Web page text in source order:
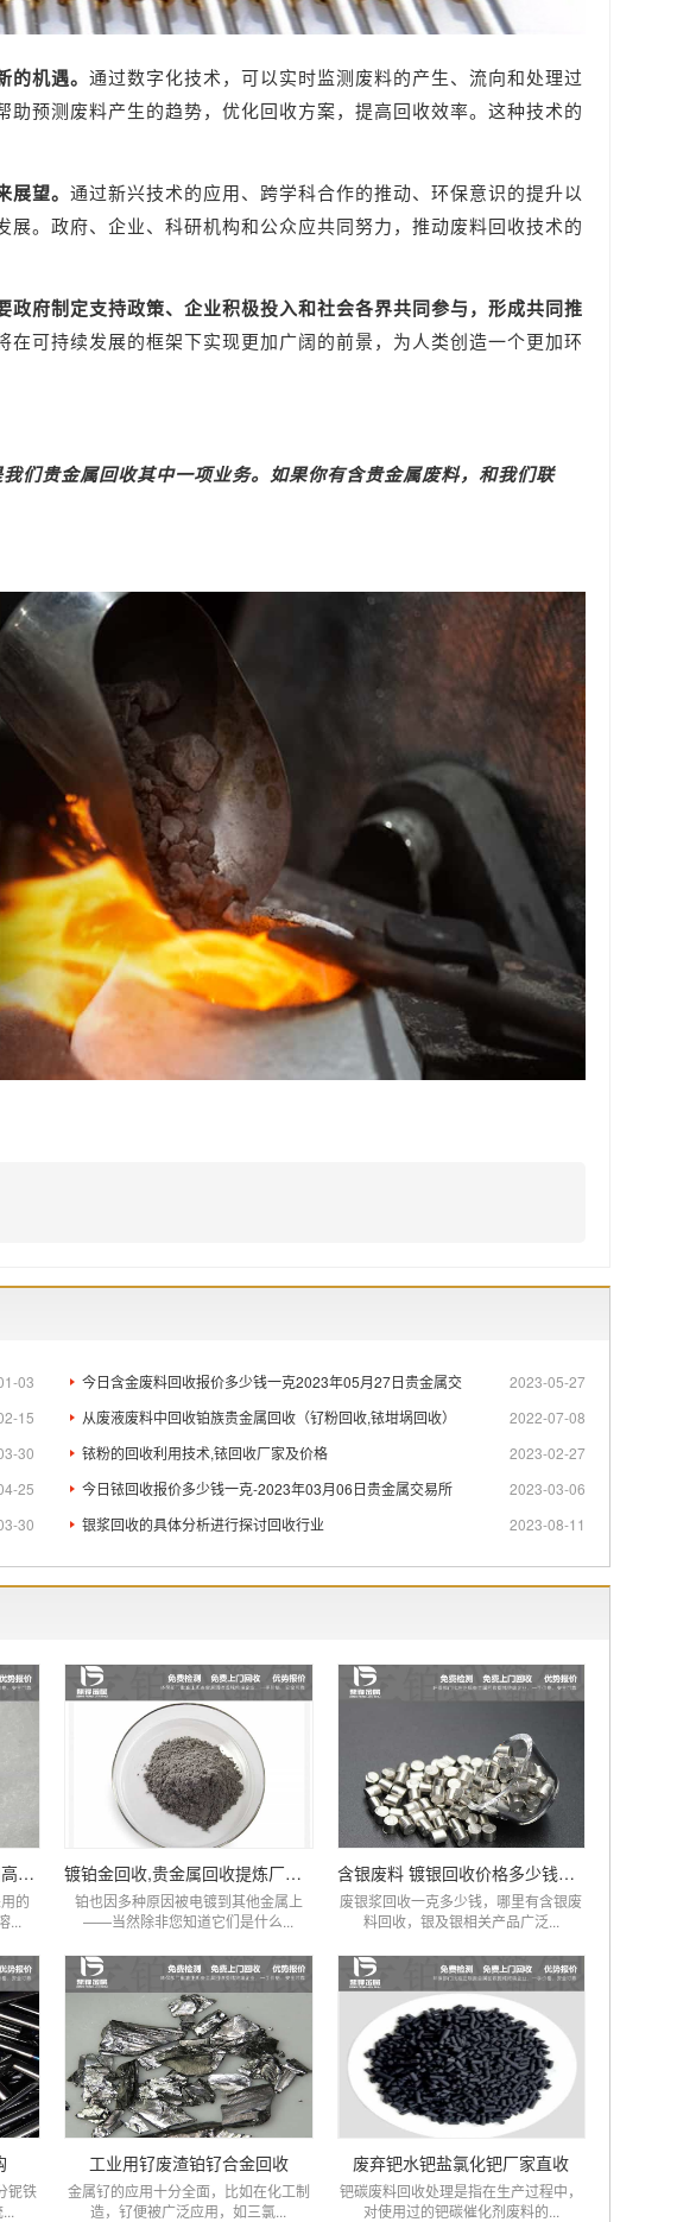
机遇。 通过数字化技术，可以实时监测废料的产生、流向和处理过
预测废料产生的趋势，优化回收方案，提高回收效率。这种技术的
望。 通过新兴技术的应用、跨学科合作的推动、环保意识的提升以
。政府、企业、科研机构和公众应共同努力，推动废料回收技术的
府制定支持政策、企业积极投入和社会各界共同参与，形成共同推
在可持续发展的框架下实现更加广阔的前景，为人类创造一个更加环
们贵金属回收其中一项业务。如果你有含贵金属废料，和我们联
03 2023-05-27
今日含金废料回收报价多少钱一克2023年05月27日贵金属交
15
2022-07-08
从废液废料中回收铂族贵金属回收（钌粉回收,铱坩埚回收）
30
2023-02-27
铱粉的回收利用技术,铱回收厂家及价格
25
2023-03-06
今日铱回收报价多少钱一克-2023年03月06日贵金属交易所
30
2023-08-11
银浆回收的具体分析进行探讨回收行业
长期钌块,钌板,钌铑合金废旧高价上门回收,鼎锋贵金属
的
...
镀铂金回收,贵金属回收提炼厂家,厂家回收价格
铂也因多种原因被电镀到其他金属上
——当然除非您知道它们是什么...
含银废料 镀银回收价格多少钱一克
废银浆回收一克多少钱，哪里有含银废
料回收，银及银相关产品广泛...
铌铁
工业用钌废渣铂钌合金回收
金属钌的应用十分全面，比如在化工制
造，钌便被广泛应用，如三氯...
废弃钯水钯盐氯化钯厂家直收
钯碳废料回收处理是指在生产过程中，
对使用过的钯碳催化剂废料的...